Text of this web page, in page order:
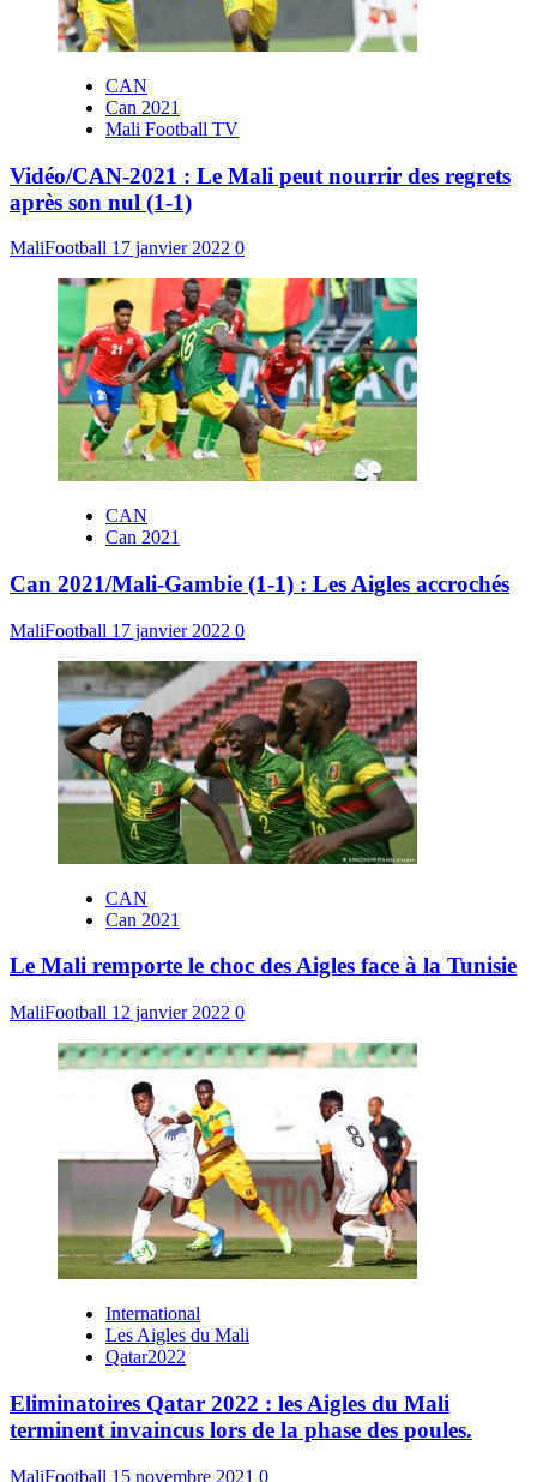
CAN
Can 2021
Mali Football TV
Vidéo/CAN-2021 : Le Mali peut nourrir des regrets
après son nul (1-1)
MaliFootball 17 janvier 2022 0
CAN
Can 2021
Can 2021/Mali-Gambie (1-1) : Les Aigles accrochés
MaliFootball 17 janvier 2022 0
CAN
Can 2021
Le Mali remporte le choc des Aigles face à la Tunisie
MaliFootball 12 janvier 2022 0
International
Les Aigles du Mali
Qatar2022
Eliminatoires Qatar 2022 : les Aigles du Mali
terminent invaincus lors de la phase des poules.
MaliFootball 15 novembre 2021 0